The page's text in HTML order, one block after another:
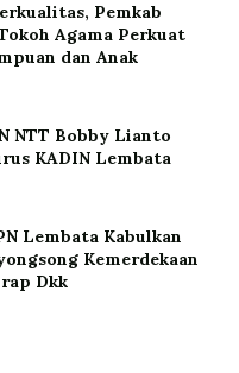
Pemkab
Agama Perkuat
dan Anak
NTT Bobby Lianto
KADIN Lembata
Lembata Kabulkan
Kemerdekaan
Dkk